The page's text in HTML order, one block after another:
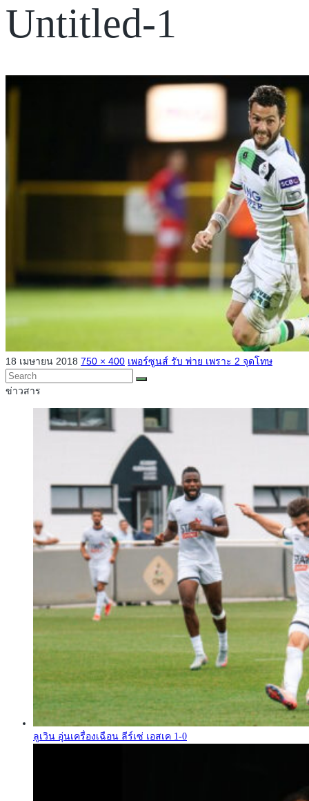
Untitled-1
18 เมษายน 2018 750 × 400 เพอร์ซูนส์ รับ พ่าย เพราะ 2 จุดโทษ
ข่าวสาร
ลูเวิน อุ่นเครื่องเฉือน ลีร์เซ่ เอสเค 1-0